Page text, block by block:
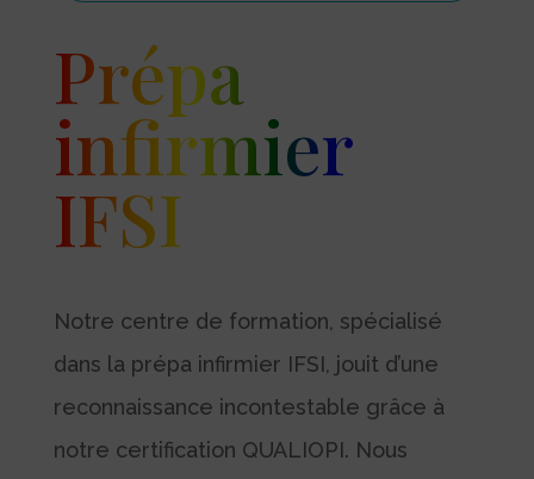
Prépa
infirmier
IFSI
Notre centre de formation, spécialisé
dans la prépa infirmier IFSI, jouit d’une
reconnaissance incontestable grâce à
notre certification QUALIOPI. Nous